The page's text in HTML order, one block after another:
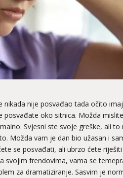
nikada nije posvađao tada očito
posvađate oko sitnica. Možda
Svjesni ste svoje greške, ali
Možda vam je dan bio užasan i
se posvađati, ali ubrzo ćete
svojim frendovima, vama se
za dramatiziranje. Sasvim je